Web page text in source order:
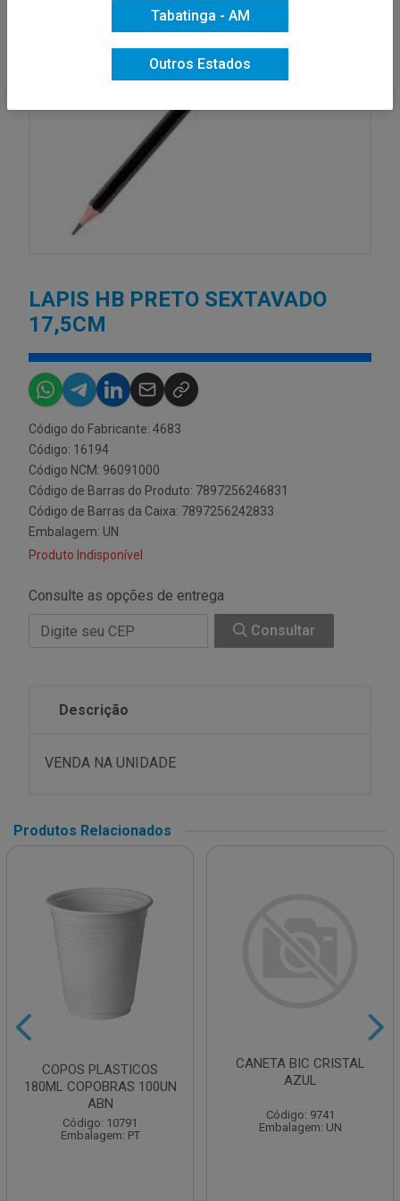
LAPIS HB PRETO SEXTAVADO
17,5CM
Código do Fabricante: 4683
Código: 16194
Código NCM: 96091000
Código de Barras do Produto: 7897256246831
Código de Barras da Caixa: 7897256242833
Embalagem: UN
Produto Indisponível
Consulte as opções de entrega
Consultar
Descrição
VENDA NA UNIDADE
Produtos Relacionados
COPOS PLASTICOS
180ML COPOBRAS 100UN
ABN
Código: 10791
Embalagem: PT
CANETA BIC CRISTAL
AZUL
Código: 9741
Embalagem: UN
Tabatinga - AM
Outros Estados